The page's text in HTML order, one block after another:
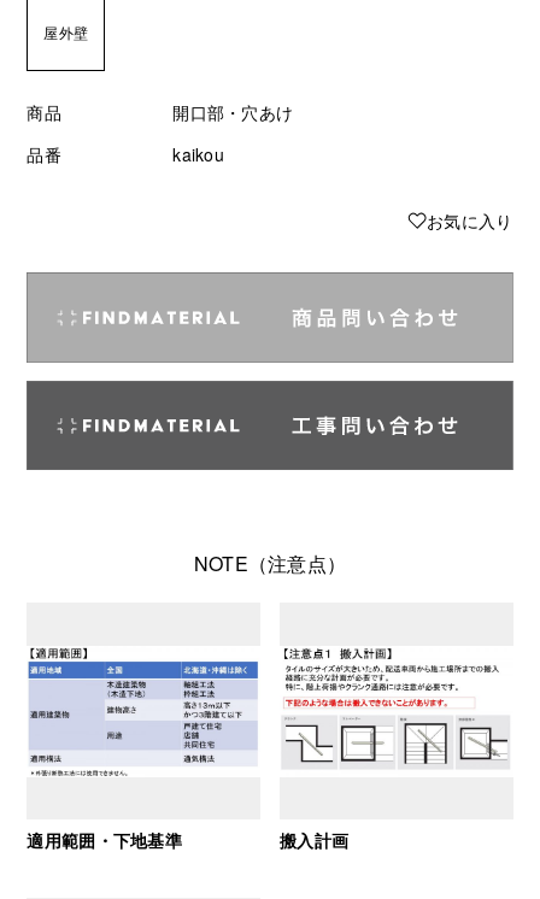
屋外壁
商品
開口部・穴あけ
品番
kaikou
♥お気に入り
NOTE（注意点）
適用範囲・下地基準 搬入計画